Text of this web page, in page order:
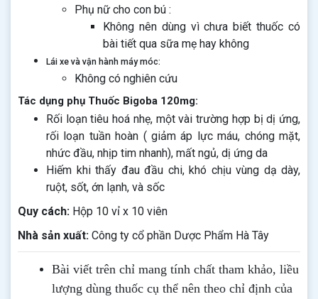
Phụ nữ cho con bú :
Không nên dùng vì chưa biết thuốc có
bài tiết qua sữa mẹ hay không
Lái xe và vận hành máy móc:
Không có nghiên cứu
Tác dụng phụ Thuốc Bigoba 120mg:
Rối loạn tiêu hoá nhẹ, một vài trường hợp bị dị ứng,
rối loạn tuần hoàn ( giảm áp lực máu, chóng mặt,
nhức đầu, nhịp tim nhanh), mất ngủ, dị ứng da
Hiếm khi thấy đau đầu chi, khó chịu vùng dạ dày,
ruột, sốt, ớn lạnh, và sốc
Quy cách: Hộp 10 vỉ x 10 viên
Nhà sản xuất: Công ty cổ phần Dược Phẩm Hà Tây
Bài viết trên chỉ mang tính chất tham khảo, liều
lượng dùng thuốc cụ thể nên theo chỉ định của